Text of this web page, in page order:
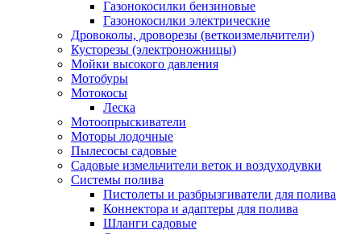
Газонокосилки бензиновые
Газонокосилки электрические
Дровоколы, дроворезы (веткоизмельчители)
Кусторезы (электроножницы)
Мойки высокого давления
Мотобуры
Мотокосы
Леска
Мотоопрыскиватели
Моторы лодочные
Пылесосы садовые
Садовые измельчители веток и воздуходувки
Системы полива
Пистолеты и разбрызгиватели для полива
Коннектора и адаптеры для полива
Шланги садовые